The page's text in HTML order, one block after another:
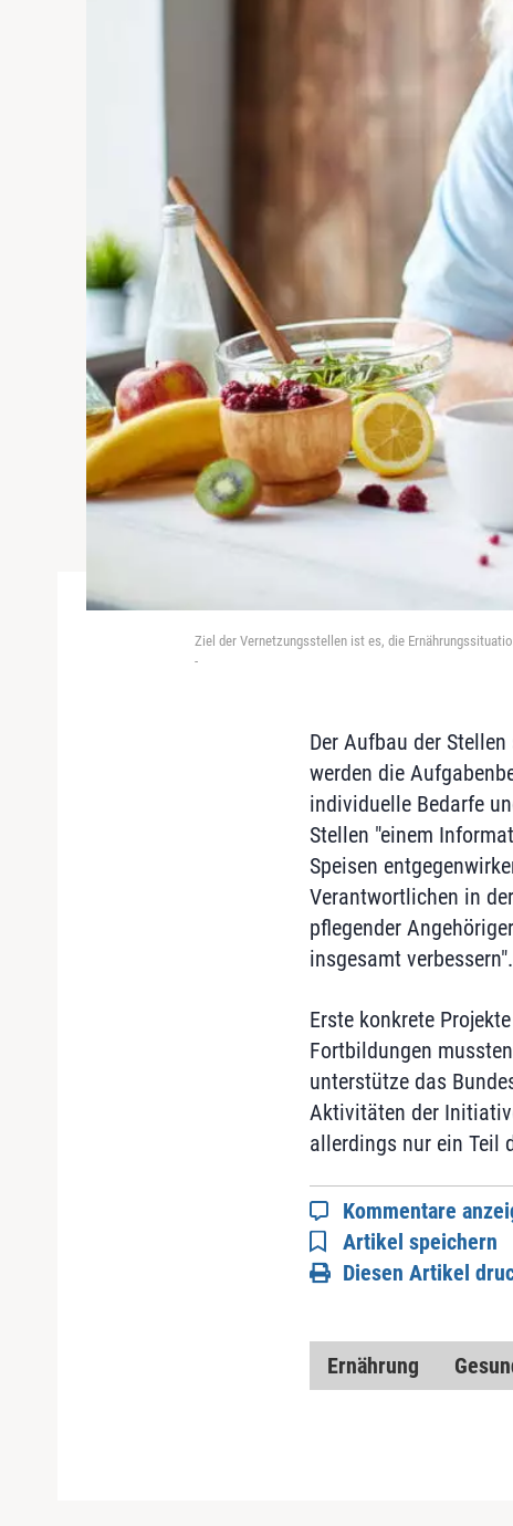
Ziel der Vernetzungsstellen ist es, die
-
Der Aufbau der
werden die
individuelle Bedarfe
Stellen "einem
Speisen
Verantwortlichen in
pflegender
insgesamt verbessern".
Erste konkrete
Fortbildungen
unterstütze das
Aktivitäten der
allerdings nur ein Teil
Kommentare
Artikel speichern
Diesen Artikel
Ernährung